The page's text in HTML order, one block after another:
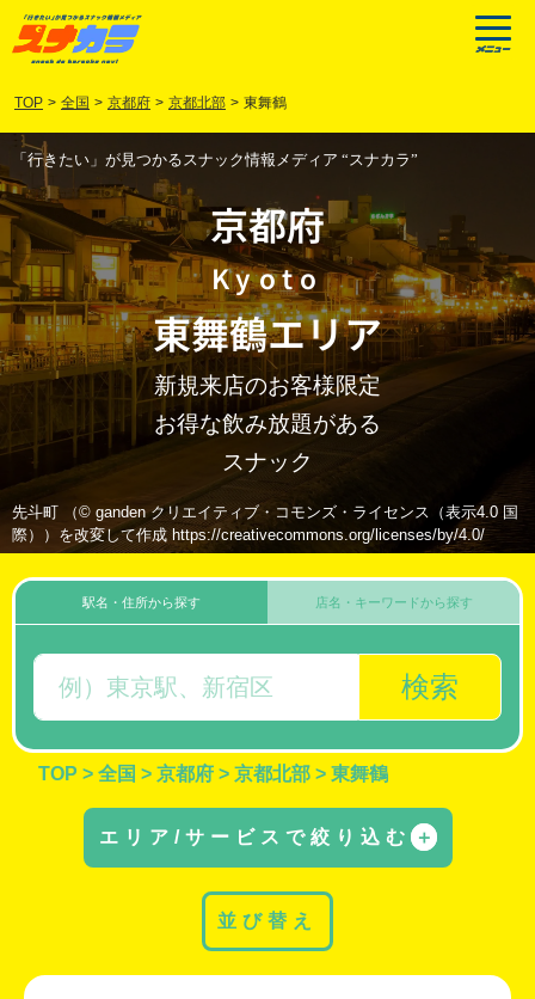
TOP > 全国 > 京都府 > 京都北部 > 東舞鶴
「行きたい」が見つかるスナック情報メディア “スナカラ”
京都府
Kyoto
東舞鶴エリア
新規来店のお客様限定
お得な飲み放題がある
スナック
先斗町 （© ganden クリエイティブ・コモンズ・ライセンス（表示4.0 国
際））を改変して作成 https://creativecommons.org/licenses/by/4.0/
駅名・住所から探す
検索
店名・キーワードから探す
TOP > 全国 > 京都府 > 京都北部 > 東舞鶴
エリア/サービスで絞り込む ＋
並び替え